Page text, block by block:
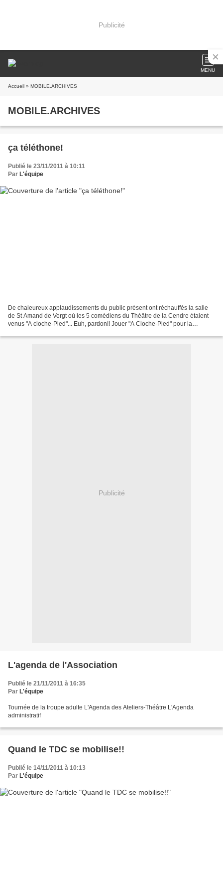
Publicité
MENU
Accueil » MOBILE.ARCHIVES
MOBILE.ARCHIVES
ça téléthone!
Publié le 23/11/2011 à 10:11
Par L'équipe
De chaleureux applaudissements du public présent ont réchauffés la salle
de St Amand de Vergt où les 5 comédiens du Théâtre de la Cendre étaient
venus "A cloche-Pied"... Euh, pardon!! Jouer "A Cloche-Pied" pour la
Publicité
L'agenda de l'Association
Publié le 21/11/2011 à 16:35
Par L'équipe
Tournée de la troupe adulte L'Agenda des Ateliers-Théâtre L'Agenda
administratif
Quand le TDC se mobilise!!
Publié le 14/11/2011 à 10:13
Par L'équipe